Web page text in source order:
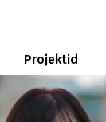
Projektid